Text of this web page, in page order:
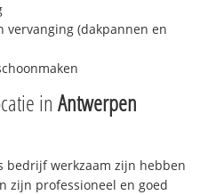
vervanging (dakpannen en
inAntwerpen
bedrijf werkzaam zijn hebben
zijn professioneel en goed